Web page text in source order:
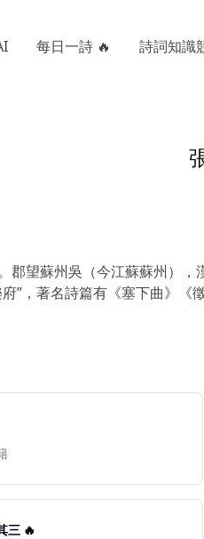
每日一詩 🔥 詩詞知識
望蘇州吳（今江蘇蘇州），
”，著名詩篇有《塞下曲》《
三 🔥